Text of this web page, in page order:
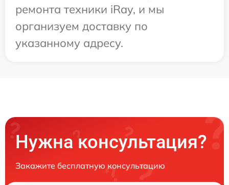
ремонта техники iRay, и мы
организуем доставку по
указанному адресу.
Нужна консультация?
Закажите бесплатную консультацию